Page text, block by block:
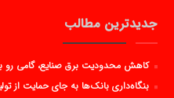
جدیدترین مطالب
کاهش محدودیت برق صنایع، گامی رو
بنگاه‌داری بانک‌ها به جای حمایت از